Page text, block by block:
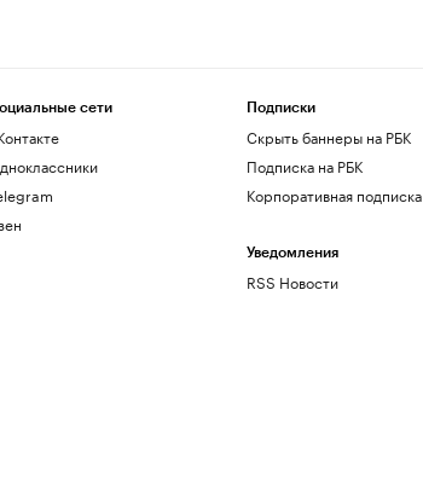
сети Подписки
Скрыть баннеры на РБК
Подписка на РБК
Корпоративная подписка
Уведомления
RSS Новости